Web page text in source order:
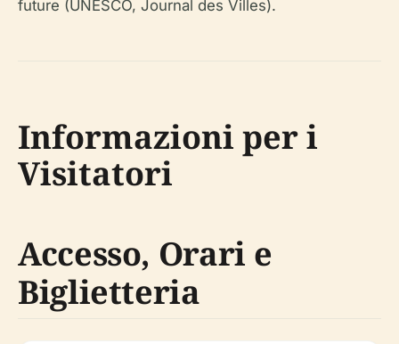
future (UNESCO, Journal des Villes).
Informazioni per i
Visitatori
Accesso, Orari e
Biglietteria